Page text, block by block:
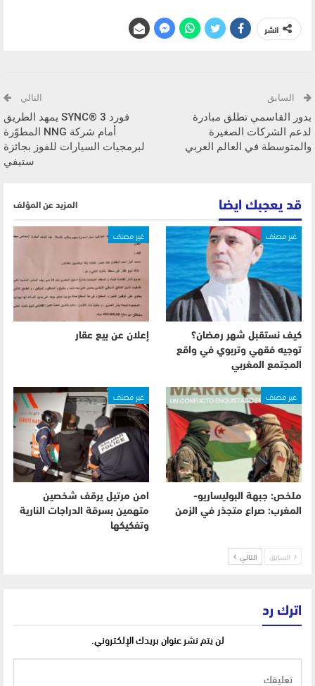
انشر
السابق
بدور القاسمي تطلق مبادرة
لدعم الشركات الصغيرة
والمتوسطة في العالم العربي
التالي
فورد SYNC® 3 يمهد الطريق
أمام شركة NNG المطوّرة
لبرمجيات السيارات للفوز بجائزة
ستيفي
قد يعجبك ايضا المزيد عن المؤلف
غير مصنف
كيف نستقبل شهر رمضان؟
توجيه فقهي وتربوي في واقع
المجتمع المغربي
غير مصنف
إعلان عن بيع عقار
غير مصنف
ملخص: جبهة البوليساريو-
المغرب: صراع متجذر في الزمن
غير مصنف
امن مرتيل يرقف شخصين
متهمين بسرقة الدراجات النارية
وتفكيكها
السابق التالي
اترك رد
لن يتم نشر عنوان بريدك الإلكتروني.